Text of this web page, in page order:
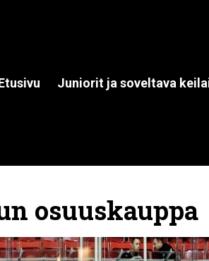
Juniorit ja soveltava
osuuskauppa